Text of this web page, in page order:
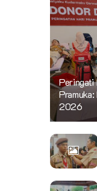
Peringati
2026